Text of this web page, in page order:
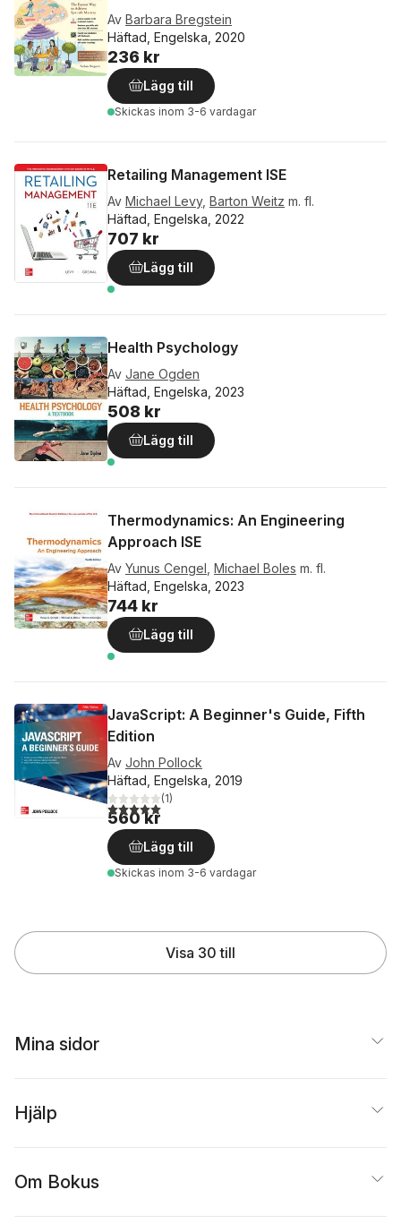
Av Barbara Bregstein
Häftad, Engelska, 2020
236 kr
Lägg till
Skickas inom 3-6 vardagar
Retailing Management ISE
Av Michael Levy, Barton Weitz m. fl.
Häftad, Engelska, 2022
707 kr
Lägg till
Health Psychology
Av Jane Ogden
Häftad, Engelska, 2023
508 kr
Lägg till
Thermodynamics: An Engineering
Approach ISE
Av Yunus Cengel Michael Boles m. fl.
Häftad, Engelska, 2023
744 kr
Lägg till
JavaScript: A Beginner's Guide, Fifth
Edition
Av John Pollock
Häftad, Engelska, 2019
5,0utav 5 stjärnor. Totalt antal röster:
(1)
560 kr
Lägg till
Skickas inom 3-6 vardagar
Visa 30 till
Mina sidor
Hjälp
Om Bokus